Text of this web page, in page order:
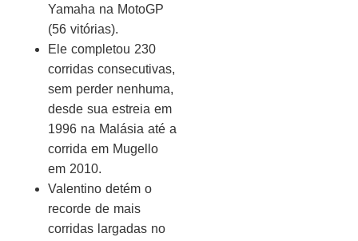
Yamaha na MotoGP
(56 vitórias).
Ele completou 230
corridas consecutivas,
sem perder nenhuma,
desde sua estreia em
1996 na Malásia até a
corrida em Mugello
em 2010.
Valentino detém o
recorde de mais
corridas largadas no